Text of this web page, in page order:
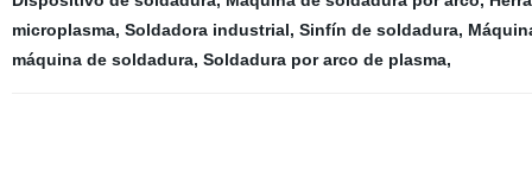
microplasma, Soldadora industrial, Sinfín de soldadura,
máquina de soldadura, Soldadura por arco de plasma,